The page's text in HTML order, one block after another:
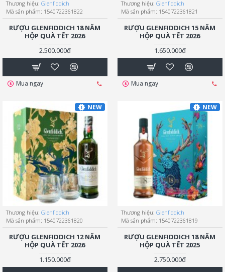
Thương hiệu: Glenfiddich
Mã sản phẩm: 1540722361822
RƯỢU GLENFIDDICH 18 NĂM
HỘP QUÀ TẾT 2026
2.500.000đ
Mua ngay
Thương hiệu: Glenfiddich
Mã sản phẩm: 1540722361821
RƯỢU GLENFIDDICH 15 NĂM
HỘP QUÀ TẾT 2026
1.650.000đ
Mua ngay
NEW
Thương hiệu: Glenfiddich
Mã sản phẩm: 1540722361820
RƯỢU GLENFIDDICH 12 NĂM
HỘP QUÀ TẾT 2026
1.150.000đ
NEW
Thương hiệu: Glenfiddich
Mã sản phẩm: 1540722361819
RƯỢU GLENFIDDICH 18 NĂM
HỘP QUÀ TẾT 2025
2.750.000đ